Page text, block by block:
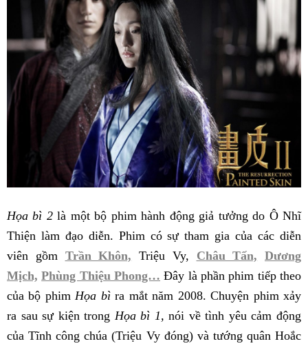
Họa bì 2là một bộ phim hành động giả tưởng do Ô Nhĩ
Thiện làm đạo diễn. Phim có sự tham gia của các diễn
viên gồm Trần Khôn, Triệu Vy, Châu Tấn, Dương
Mịch, Phùng Thiệu Phong… Đây là phần phim tiếp theo
của bộ phimHọa bìra mắt năm 2008. Chuyện phim xảy
ra sau sự kiện trong Họa bì 1, nói về tình yêu cảm động
của Tĩnh công chúa (Triệu Vy đóng) và tướng quân Hoắc